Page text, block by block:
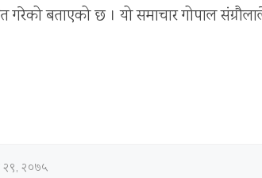
गरेको बताएको छ । यो समाचार गोपाल
२९, २०७५